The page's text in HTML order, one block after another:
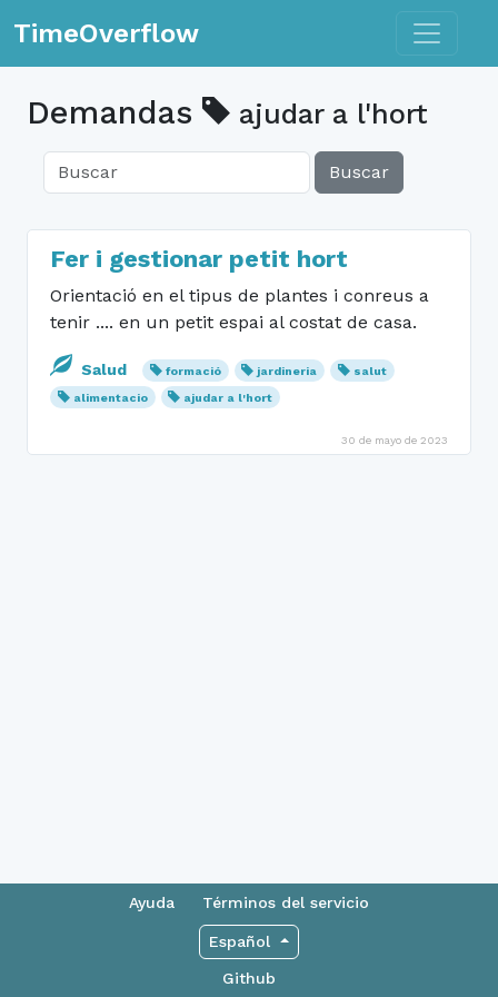
TimeOverflow Toggle
Demandas ajudar a l'hort
Buscar
Fer i gestionar petit hort
Orientació en el tipus de plantes i conreus a
tenir .... en un petit espai al costat de casa.
Salud formació jardineria
salut
alimentacio
ajudar a l'hort
30 de mayo de 2023
Ayuda Términos del servicio
Español
Github